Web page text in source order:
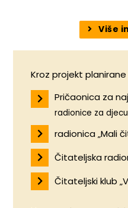
Više
Kroz projekt
Pričaonica za
radionice za
radionica „Mali
Čitateljska
Čitateljski klub